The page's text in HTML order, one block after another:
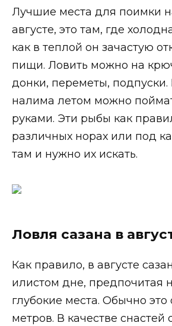
Лучшие места для поимки
августе, это там, где
как в теплой он зачастую
пищи. Ловить можно на
донки, переметы, подпуски.
налима летом можно
руками. Эти рыбы как
различных норах или под
там и нужно их искать.
Ловля сазана в
Как правило, в августе
илистом дне, предпочитая
глубокие места. Обычно это
метров. В качестве снастей